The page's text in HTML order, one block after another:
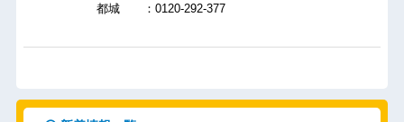
都城 ：0120-292-377